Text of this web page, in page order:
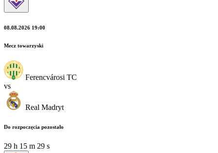
08.08.2026 19:00
Mecz towarzyski
Ferencvárosi TC
vs
Real Madryt
Do rozpoczęcia pozostało
29 h 15 m 27 s